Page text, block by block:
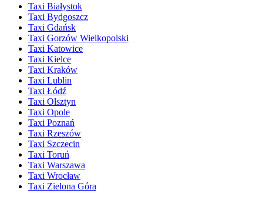
Taxi Białystok
Taxi Bydgoszcz
Taxi Gdańsk
Taxi Gorzów Wielkopolski
Taxi Katowice
Taxi Kielce
Taxi Kraków
Taxi Lublin
Taxi Łódź
Taxi Olsztyn
Taxi Opole
Taxi Poznań
Taxi Rzeszów
Taxi Szczecin
Taxi Toruń
Taxi Warszawa
Taxi Wrocław
Taxi Zielona Góra